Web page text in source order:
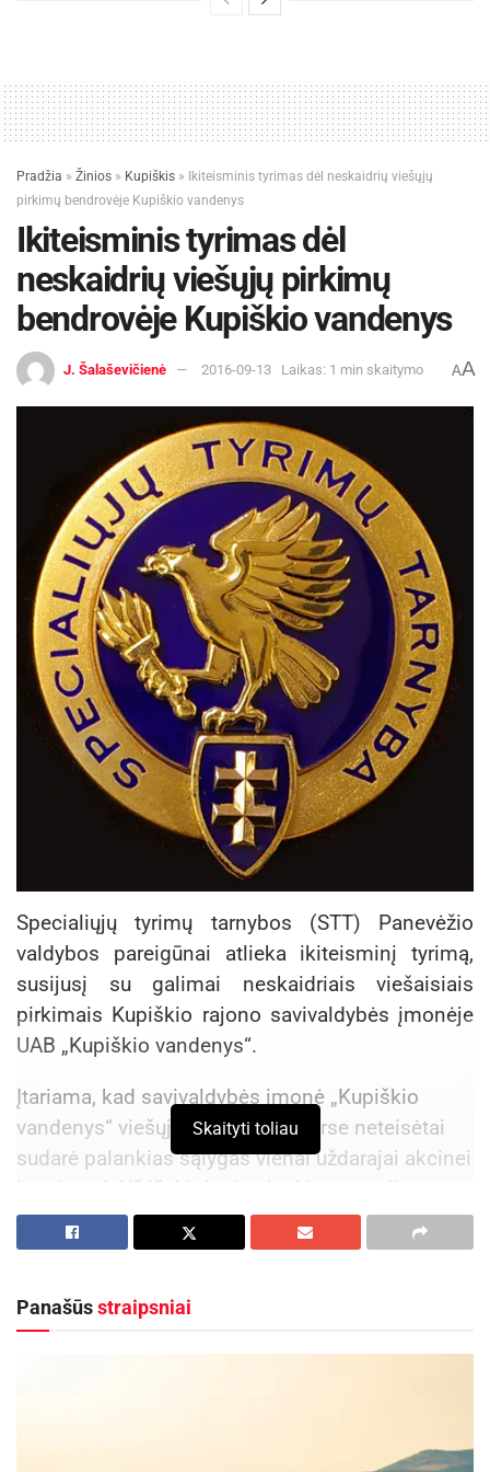
Pradžia » Žinios » Kupiškis » Ikiteisminis tyrimas dėl neskaidrių viešųjų
pirkimų bendrovėje Kupiškio vandenys
Ikiteisminis tyrimas dėl
neskaidrių viešųjų pirkimų
bendrovėje Kupiškio vandenys
J. Šalaševičienė 2016-09-13 Laikas: 1 min skaitymo AA
Specialiųjų tyrimų tarnybos (STT) Panevėžio
valdybos pareigūnai atlieka ikiteisminį tyrimą,
susijusį su galimai neskaidriais viešaisiais
pirkimais Kupiškio rajono savivaldybės įmonėje
UAB „Kupiškio vandenys“.
Įtariama, kad savivaldybės įmonė „Kupiškio
vandenys“ viešųjų pirkimų konkurse neteisėtai
sudarė palankias sąlygas vienai uždarajai akcinei
bendrovei. Už išskirtinai palankių sprendimų
priėmimą galimai buvo atsilyginta kyšiu
„Kupiškio vandenų“ direktoriui. Jis sulaikytas
Aktualios
Skaityti toliau
Panašūsstraipsniai